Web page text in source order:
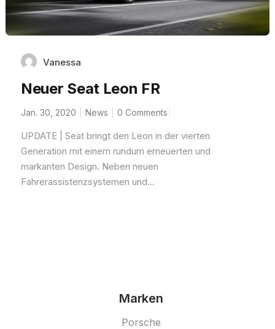
Vanessa
Neuer Seat Leon FR
Jan. 30, 2020 News 0 Comments
UPDATE | Seat bringt den Leon in der vierten
Generation mit einem rundum erneuerten und
markanten Design. Neben neuen
Fahrerassistenzsystemen und...
Marken
Porsche